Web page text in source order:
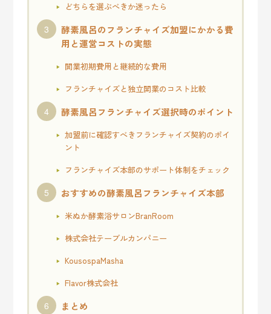
どちらを選ぶべきか迷ったら
酵素風呂のフランチャイズ加盟にかかる費
用と運営コストの実態
開業初期費用と継続的な費用
フランチャイズと独立開業のコスト比較
酵素風呂フランチャイズ選択時のポイント
加盟前に確認すべきフランチャイズ契約のポイ
ント
フランチャイズ本部のサポート体制をチェック
おすすめの酵素風呂フランチャイズ本部
米ぬか酵素浴サロンBranRoom
株式会社テーブルカンパニー
KousospaMasha
Flavor株式会社
まとめ